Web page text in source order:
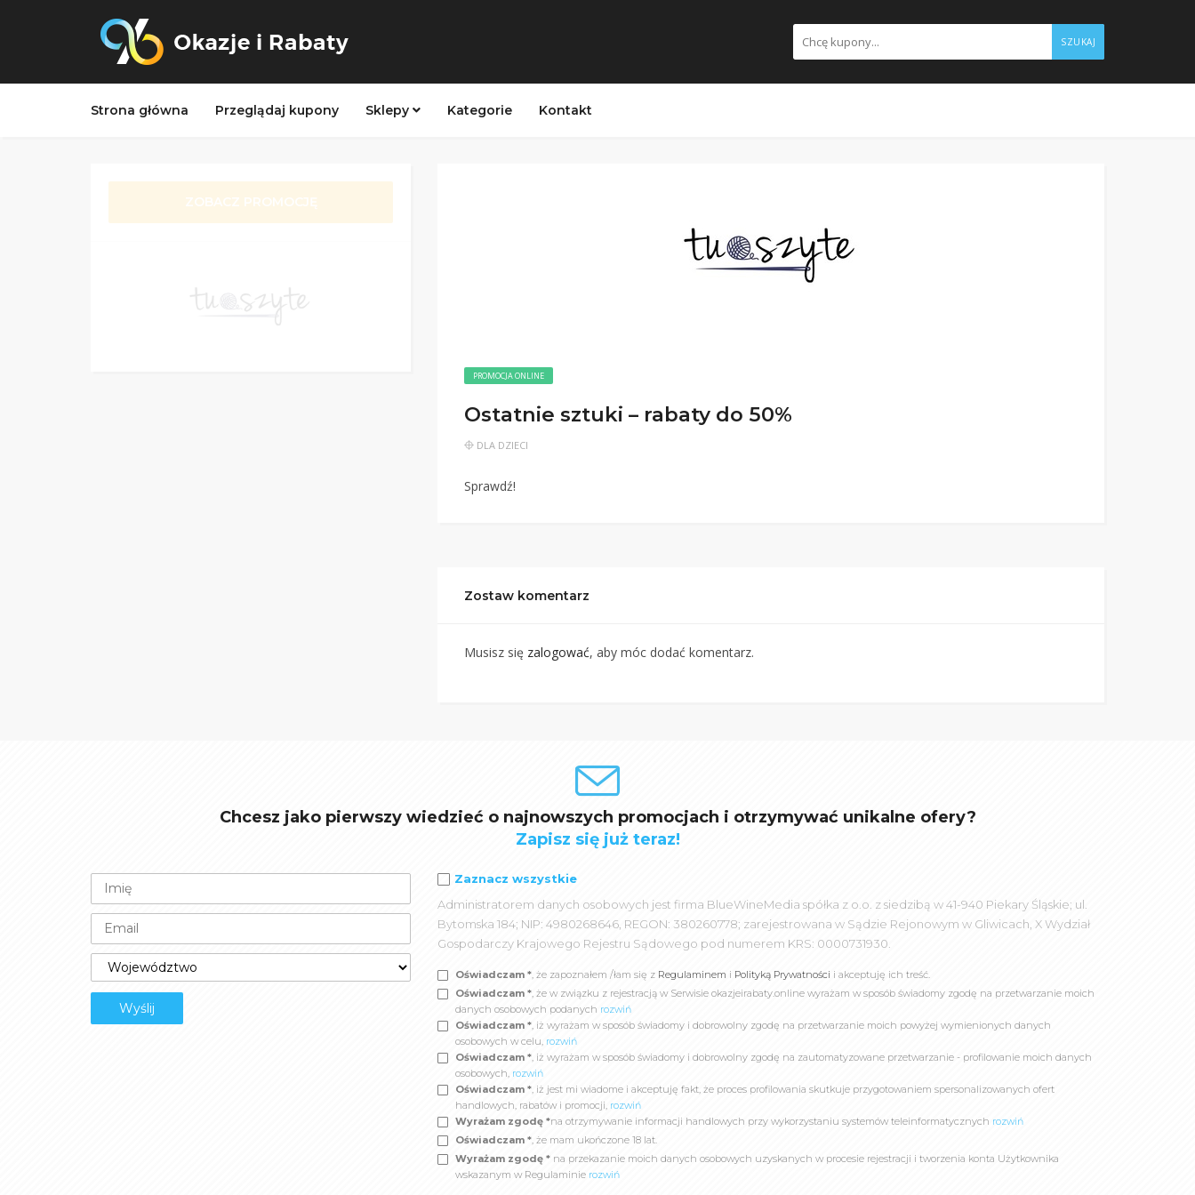
SZUKAJ
Strona główna Przeglądaj kupony Sklepy Kategorie Kontakt
ZOBACZ PROMOCJĘ
PROMOCJA ONLINE
Ostatnie sztuki – rabaty do 50%
DLA DZIECI
Sprawdź!
Zostaw komentarz
Musisz się zalogować, aby móc dodać komentarz.
Chcesz jako pierwszy wiedzieć o najnowszych promocjach i otrzymywać unikalne ofery?
Zapisz się już teraz!
Zaznacz wszystkie
Administratorem danych osobowych jest firma BlueWineMedia spółka z o.o. z siedzibą w 41-940 Piekary Śląskie; ul.
Bytomska 184; NIP: 4980268646, REGON: 380260778; zarejestrowana w Sądzie Rejonowym w Gliwicach, X Wydział
Gospodarczy Krajowego Rejestru Sądowego pod numerem KRS: 0000731930.
Oświadczam *, że zapoznałem /łam się z Regulaminem i Polityką Prywatności i akceptuję ich treść.
Oświadczam *, że w związku z rejestracją w Serwisie okazjeirabaty.online wyrażam w sposób świadomy zgodę na przetwarzanie moich
danych osobowych podanych rozwiń
Oświadczam *, iż wyrażam w sposób świadomy i dobrowolny zgodę na przetwarzanie moich powyżej wymienionych danych
osobowych w celu, rozwiń
Oświadczam *, iż wyrażam w sposób świadomy i dobrowolny zgodę na zautomatyzowane przetwarzanie - profilowanie moich danych
osobowych, rozwiń
Oświadczam *, iż jest mi wiadome i akceptuję fakt, że proces profilowania skutkuje przygotowaniem spersonalizowanych ofert
handlowych, rabatów i promocji, rozwiń
Wyrażam zgodę *na otrzymywanie informacji handlowych przy wykorzystaniu systemów teleinformatycznych rozwiń
Oświadczam *, że mam ukończone 18 lat.
Wyrażam zgodę * na przekazanie moich danych osobowych uzyskanych w procesie rejestracji i tworzenia konta Użytkownika
wskazanym w Regulaminie rozwiń